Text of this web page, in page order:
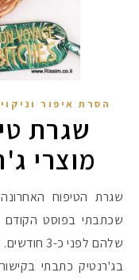
הסרת איפור וניקוי
שגרת
מוצרי
שגרת הטיפוח האחרונה שלי מבוססת על מוצרי ג'רנטיק. כפי
שכתבתי בפוסט הקודם
בג'רנטיק כתבתי